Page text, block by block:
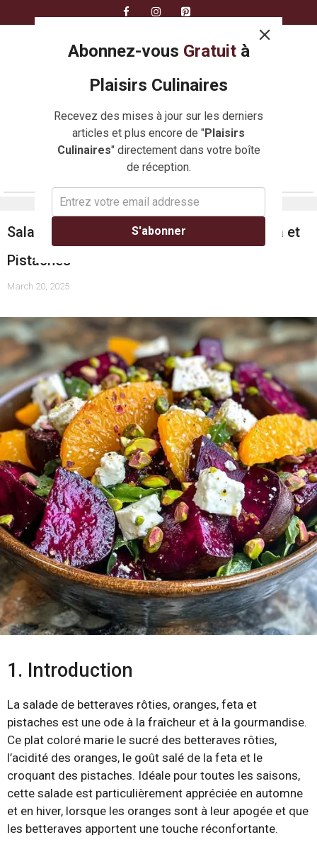
to
Salade de Betteraves Rôties, Oranges, Feta et
Pistaches
March 20, 2025
1. Introduction
La salade de betteraves rôties, oranges, feta et
pistaches est une ode à la fraîcheur et à la gourmandise.
Ce plat coloré marie le sucré des betteraves rôties,
l’acidité des oranges, le goût salé de la feta et le
croquant des pistaches. Idéale pour toutes les saisons,
cette salade est particulièrement appréciée en automne
et en hiver, lorsque les oranges sont à leur apogée et que
les betteraves apportent une touche réconfortante.
Abonnez-vous Gratuit à
Plaisirs Culinaires
Recevez des mises à jour sur les derniers
articles et plus encore de "Plaisirs
Culinaires" directement dans votre boîte
de réception.
S'abonner